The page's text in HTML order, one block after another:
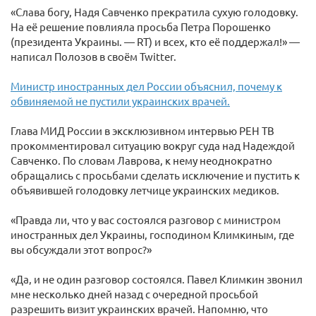
«Слава богу, Надя Савченко прекратила сухую голодовку.
На её решение повлияла просьба Петра Порошенко
(президента Украины. — RT) и всех, кто её поддержал!» —
написал Полозов в своём Twitter.
Министр иностранных дел России объяснил, почему к
обвиняемой не пустили украинских врачей.
Глава МИД России в эксклюзивном интервью РЕН ТВ
прокомментировал ситуацию вокруг суда над Надеждой
Савченко. По словам Лаврова, к нему неоднократно
обращались с просьбами сделать исключение и пустить к
объявившей голодовку летчице украинских медиков.
«Правда ли, что у вас состоялся разговор с министром
иностранных дел Украины, господином Климкиным, где
вы обсуждали этот вопрос?»
«Да, и не один разговор состоялся. Павел Климкин звонил
мне несколько дней назад с очередной просьбой
разрешить визит украинских врачей. Напомню, что